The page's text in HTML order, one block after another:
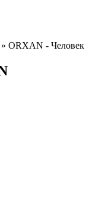
» ORXAN - Человек